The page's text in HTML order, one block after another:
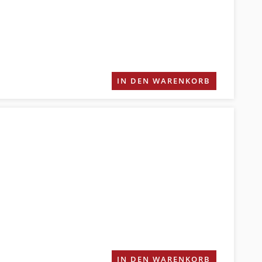
IN DEN WARENKORB
IN DEN WARENKORB